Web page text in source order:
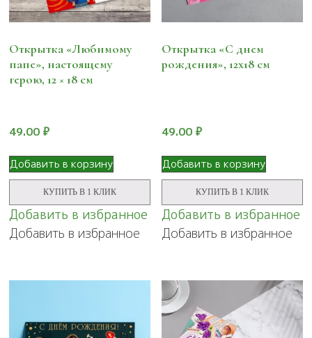
Открытка «Любимому
папе», настоящему
герою, 12 × 18 см
49.00 ₽
Добавить в корзину
КУПИТЬ В 1 КЛИК
Добавить в избранное
Добавить в избранное
Открытка «С днем
рождения», 12х18 см
49.00₽
Добавить в корзину
КУПИТЬ В 1 КЛИК
Добавить в избранное
Добавить в избранное